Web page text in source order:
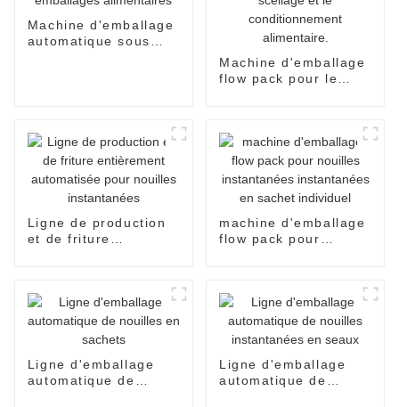
Machine d'emballage
automatique sous
Machine d'emballage
flow pack pour le
bonbons, le scellage
et le conditionnement
alimentaire.
Ligne de production
et de friture
nouilles instantanées
machine d'emballage
flow pack pour
Ligne d'emballage
automatique de
Ligne d'emballage
automatique de